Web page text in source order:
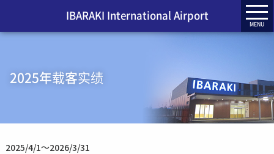
IBARAKI International Airport
MENU
2025年载客实绩
2025/4/1〜2026/3/31